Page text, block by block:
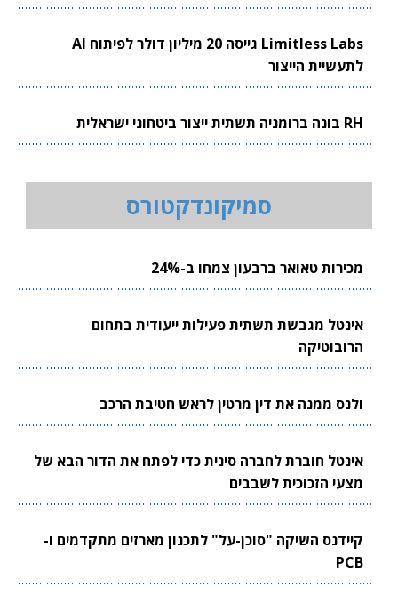
Limitless Labs גייסה 20 מיליון דולר לפיתוח AI
לתעשיית הייצור
RH בונה ברומניה תשתית ייצור ביטחוני ישראלית
סמיקונדקטורס
מכירות טאואר ברבעון צמחו ב-24%
אינטל מגבשת תשתית פעילות ייעודית בתחום
הרובוטיקה
ולנס ממנה את דין מרטין לראש חטיבת הרכב
אינטל חוברת לחברה סינית כדי לפתח את הדור הבא של
מצעי הזכוכית לשבבים
קיידנס השיקה "סוכן-על" לתכנון מארזים מתקדמים ו-
PCB